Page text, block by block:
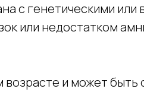
с генетическими
или недостатком
и может быть